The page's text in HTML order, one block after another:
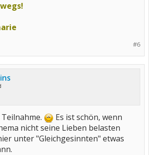
#6
Es ist schön, wenn
nicht seine Lieben belasten
unter "Gleichgesinnten" etwas